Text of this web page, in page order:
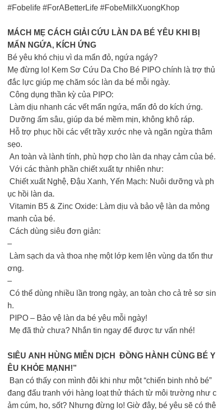
#Fobelife #ForABetterLife #FobeMilkXuongKhop
MÁCH MẸ CÁCH GIẢI CỨU LÀN DA BÉ YÊU KHI BỊ
MẨN NGỨA, KÍCH ỨNG
Bé yêu khó chịu vì da mẩn đỏ, ngứa ngáy?
Mẹ đừng lo! Kem Sơ Cứu Da Cho Bé PIPO chính là trợ thủ
đắc lực giúp mẹ chăm sóc làn da bé mỗi ngày.
Công dụng thần kỳ của PIPO:
Làm dịu nhanh các vết mẩn ngứa, mẩn đỏ do kích ứng.
Dưỡng ẩm sâu, giúp da bé mềm mịn, không khô ráp.
Hỗ trợ phục hồi các vết trầy xước nhẹ và ngăn ngừa thâm
sẹo.
An toàn và lành tính, phù hợp cho làn da nhạy cảm của bé.
Với các thành phần chiết xuất tự nhiên như:
Chiết xuất Nghệ, Đậu Xanh, Yến Mạch: Nuôi dưỡng và ph
ục hồi làn da.
Vitamin B5 & Zinc Oxide: Làm dịu và bảo vệ làn da mỏng
manh của bé.
Cách dùng siêu đơn giản:
–
Làm sạch da và thoa nhẹ một lớp kem lên vùng da tổn thư
ơng.
–
Có thể dùng nhiều lần trong ngày, an toàn cho cả trẻ sơ sin
h.
PIPO – Bảo vệ làn da bé yêu mỗi ngày!
Mẹ đã thử chưa? Nhắn tin ngay để được tư vấn nhé!
SIÊU ANH HÙNG MIỄN DỊCH ĐỒNG HÀNH CÙNG BÉ Y
ÊU KHỎE MẠNH!”
Bạn có thấy con mình đôi khi như một “chiến binh nhỏ bé”
đang đấu tranh với hàng loạt thử thách từ môi trường như c
ảm cúm, ho, sốt? Nhưng đừng lo! Giờ đây, bé yêu sẽ có thê